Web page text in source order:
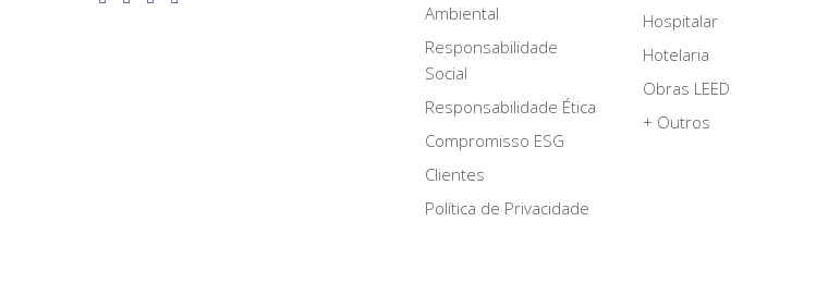
Ambiental
Responsabilidade
Social
Responsabilidade Ética
Compromisso ESG
Clientes
Política de Privacidade
Hospitalar
Hotelaria
Obras LEED
+ Outros